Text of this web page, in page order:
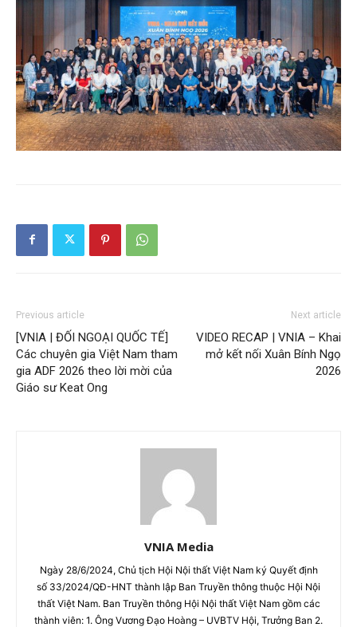
Previous article
[VNIA | ĐỐI NGOẠI QUỐC TẾ]
Các chuyên gia Việt Nam tham
gia ADF 2026 theo lời mời của
Giáo sư Keat Ong
Next article
VIDEO RECAP | VNIA – Khai
mở kết nối Xuân Bính Ngọ
2026
VNIA Media
Ngày 28/6/2024, Chủ tịch Hội Nội thất Việt Nam ký Quyết định
số 33/2024/QĐ-HNT thành lập Ban Truyền thông thuộc Hội Nội
thất Việt Nam. Ban Truyền thông Hội Nội thất Việt Nam gồm các
thành viên: 1. Ông Vương Đạo Hoàng – UVBTV Hội, Trưởng Ban 2.